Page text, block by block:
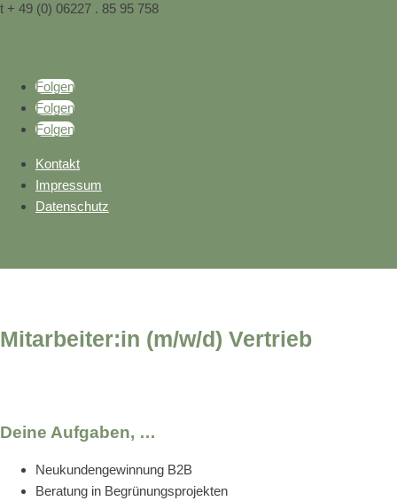
t + 49 (0) 06227 . 85 95 758
Folgen
Folgen
Folgen
Kontakt
Impressum
Datenschutz
Mitarbeiter:in (m/w/d) Vertrieb
Deine Aufgaben, …
Neukundengewinnung B2B
Beratung in Begrünungsprojekten